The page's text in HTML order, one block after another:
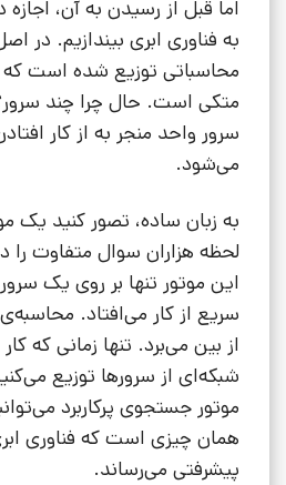
اما قبل از رسیدن به آن،
به فناوری ابری بیندازیم.
محاسباتی توزیع شده است که
متکی است. حال چرا چند
سرور واحد منجر به از کار
می‌شود.
به زبان ساده، تصور کنید یک
لحظه هزاران سوال متفاوت را
این موتور تنها بر روی یک
سریع از کار می‌افتاد.
از بین می‌برد. تنها زمانی که
شبکه‌ای از سرورها توزیع
موتور جستجوی پرکاربرد
همان چیزی است که فناوری
پیشرفتی می‌رساند.